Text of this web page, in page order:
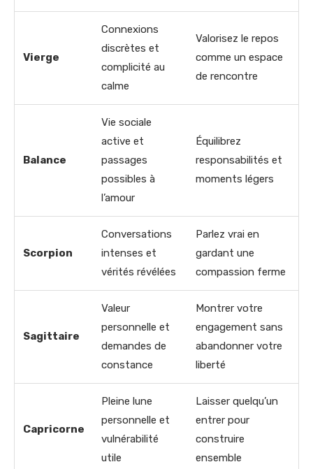
Vierge
Connexions
discrètes et
complicité au
calme
Valorisez le repos
comme un espace
de rencontre
Balance
Vie sociale
active et
passages
possibles à
l’amour
Équilibrez
responsabilités et
moments légers
Scorpion
Conversations
intenses et
vérités révélées
Parlez vrai en
gardant une
compassion ferme
Sagittaire
Valeur
personnelle et
demandes de
constance
Montrer votre
engagement sans
abandonner votre
liberté
Capricorne
Pleine lune
personnelle et
vulnérabilité
utile
Laisser quelqu’un
entrer pour
construire
ensemble